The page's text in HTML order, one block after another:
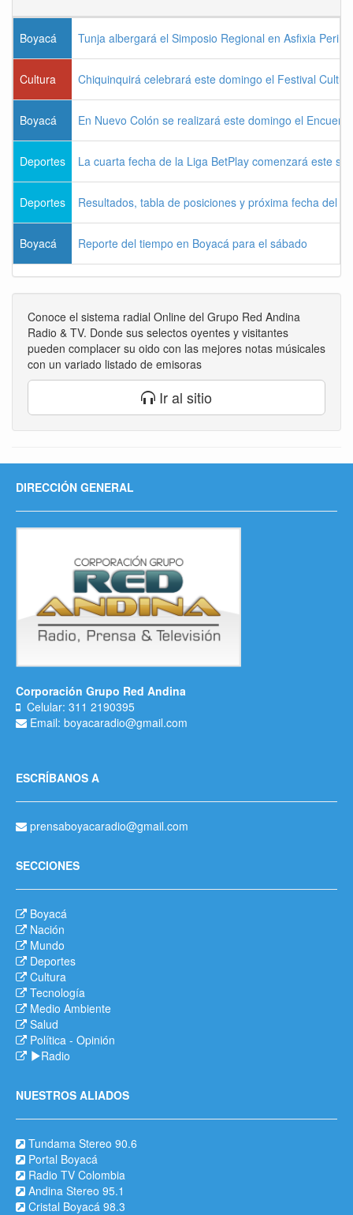
Boyacá Tunja albergará el Simposio Regional en Asfixia
Cultura Chiquinquirá celebrará este domingo el Festival
Boyacá En Nuevo Colón se realizará este domingo el
Deportes La cuarta fecha de la Liga BetPlay comenzará este
Deportes Resultados, tabla de posiciones y próxima fecha del
Boyacá Reporte del tiempo en Boyacá para el sábado
Conoce el sistema radial Online del Grupo Red Andina
Radio & TV. Donde sus selectos oyentes y visitantes
pueden complacer su oido con las mejores notas músicales
con un variado listado de emisoras
Ir al sitio
DIRECCIÓN GENERAL
Corporación Grupo Red Andina
Celular: 311 2190395
Email: boyacaradio@gmail.com
ESCRÍBANOS A
prensaboyacaradio@gmail.com
SECCIONES
Boyacá
Nación
Mundo
Deportes
Cultura
Tecnología
Medio Ambiente
Salud
Política - Opinión
Radio
NUESTROS ALIADOS
Tundama Stereo 90.6
Portal Boyacá
Radio TV Colombia
Andina Stereo 95.1
Cristal Boyacá 98.3